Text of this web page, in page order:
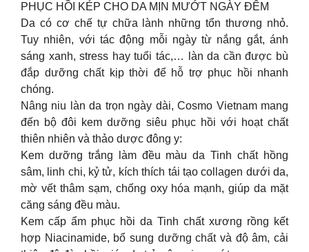
PHỤC HỒI KÉP CHO DA MỊN MƯỚT NGÀY ĐÊM
Da có cơ chế tự chữa lành những tổn thương nhỏ.
Tuy nhiên, với tác động mỗi ngày từ nắng gắt, ánh
sáng xanh, stress hay tuổi tác,… làn da cần được bù
đắp dưỡng chất kịp thời để hỗ trợ phục hồi nhanh
chóng.
Nâng niu làn da trọn ngày dài, Cosmo Vietnam mang
đến bộ đôi kem dưỡng siêu phục hồi với hoạt chất
thiên nhiên và thảo dược đông y:
Kem dưỡng trắng làm đều màu da Tinh chất hồng
sâm, linh chi, kỷ tử, kích thích tái tạo collagen dưới da,
mờ vết thâm sạm, chống oxy hóa mạnh, giúp da mặt
căng sáng đều màu.
Kem cấp ẩm phục hồi da Tinh chất xương rồng kết
hợp Niacinamide, bổ sung dưỡng chất và độ âm, cải